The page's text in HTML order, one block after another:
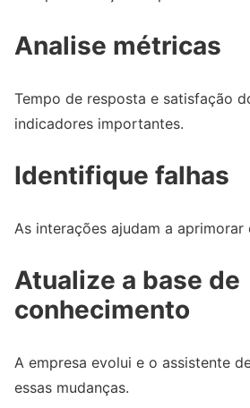
Analise métricas
Tempo de resposta e satisfação
indicadores importantes.
Identifique falhas
As interações ajudam a aprimorar
Atualize a base de
conhecimento
A empresa evolui e o assistente
essas mudanças.